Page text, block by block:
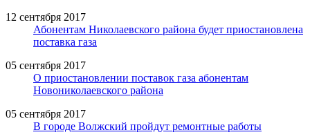
12 сентября 2017
Абонентам Николаевского района будет приостановлена
поставка газа
05 сентября 2017
О приостановлении поставок газа абонентам
Новониколаевского района
05 сентября 2017
В городе Волжский пройдут ремонтные работы